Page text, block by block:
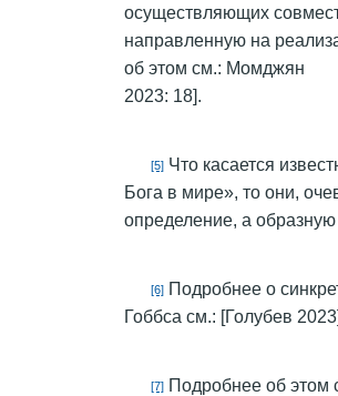
осуществляющих
направленную на
об этом см.: Момджян
2023: 18].
[5] Что касается
Бога в мире», то они,
определение, а образную
[6] Подробнее о
Гоббса см.: [Голубев
[7] Подробнее об этом